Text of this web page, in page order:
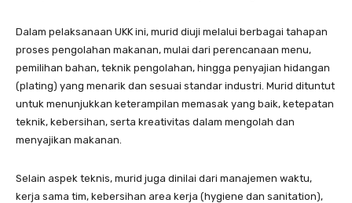
Dalam pelaksanaan UKK ini, murid diuji melalui berbagai tahapan
proses pengolahan makanan, mulai dari perencanaan menu,
pemilihan bahan, teknik pengolahan, hingga penyajian hidangan
(plating) yang menarik dan sesuai standar industri. Murid dituntut
untuk menunjukkan keterampilan memasak yang baik, ketepatan
teknik, kebersihan, serta kreativitas dalam mengolah dan
menyajikan makanan.
Selain aspek teknis, murid juga dinilai dari manajemen waktu,
kerja sama tim, kebersihan area kerja (hygiene dan sanitation),